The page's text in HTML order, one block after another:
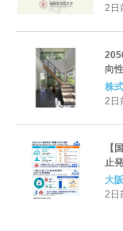
2日
向性
株
2日
【
止
パ
大
2日